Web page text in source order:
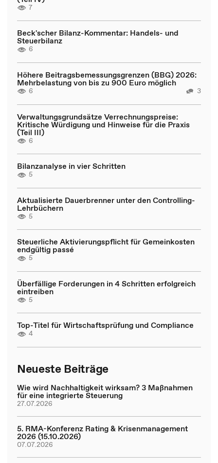
7
Beck'scher Bilanz-Kommentar: Handels- und
Steuerbilanz
6
Höhere Beitragsbemessungsgrenzen (BBG) 2026:
Mehrbelastung von bis zu 900 Euro möglich
6 3
Verwaltungsgrundsätze Verrechnungspreise:
Kritische Würdigung und Hinweise für die Praxis
(Teil III)
6
Bilanzanalyse in vier Schritten
5
Aktualisierte Dauerbrenner unter den Controlling-
Lehrbüchern
5
Steuerliche Aktivierungspflicht für Gemeinkosten
endgültig passé
5
Überfällige Forderungen in 4 Schritten erfolgreich
eintreiben
5
Top-Titel für Wirtschaftsprüfung und Compliance
4
Neueste Beiträge
Wie wird Nachhaltigkeit wirksam? 3 Maßnahmen
für eine integrierte Steuerung
27.07.2026
5. RMA-Konferenz Rating & Krisenmanagement
2026 (15.10.2026)
07.07.2026